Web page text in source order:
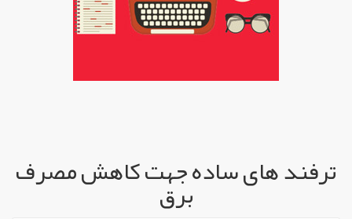
ترفند های ساده جهت کاهش مصرف
برق